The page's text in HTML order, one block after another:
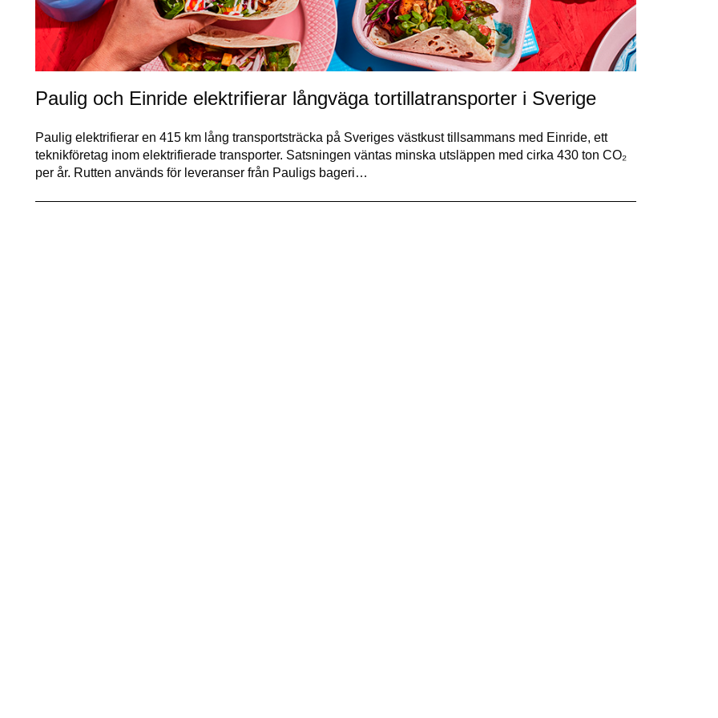
Paulig och Einride elektrifierar långväga tortillatransporter i Sverige
Paulig elektrifierar en 415 km lång transportsträcka på Sveriges västkust tillsammans med Einride, ett
teknikföretag inom elektrifierade transporter. Satsningen väntas minska utsläppen med cirka 430 ton CO₂
per år. Rutten används för leveranser från Pauligs bageri…